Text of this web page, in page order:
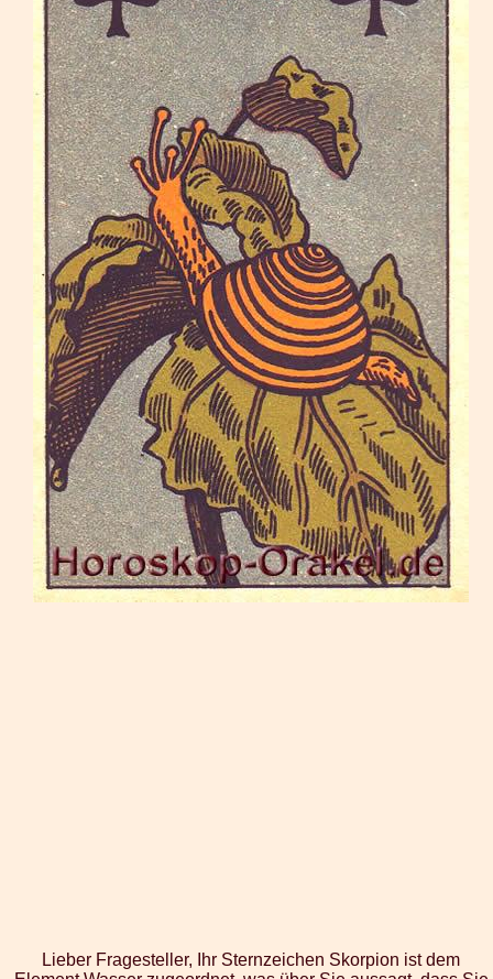
Lieber Fragesteller, Ihr Sternzeichen Skorpion ist dem